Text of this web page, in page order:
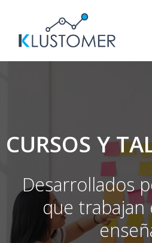
CURSOS Y
Desarrollados
que trabajan